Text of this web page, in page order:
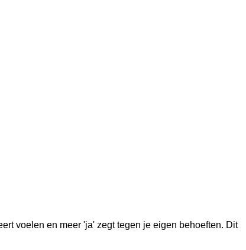
voelen en meer 'ja' zegt tegen je eigen behoeften. Dit